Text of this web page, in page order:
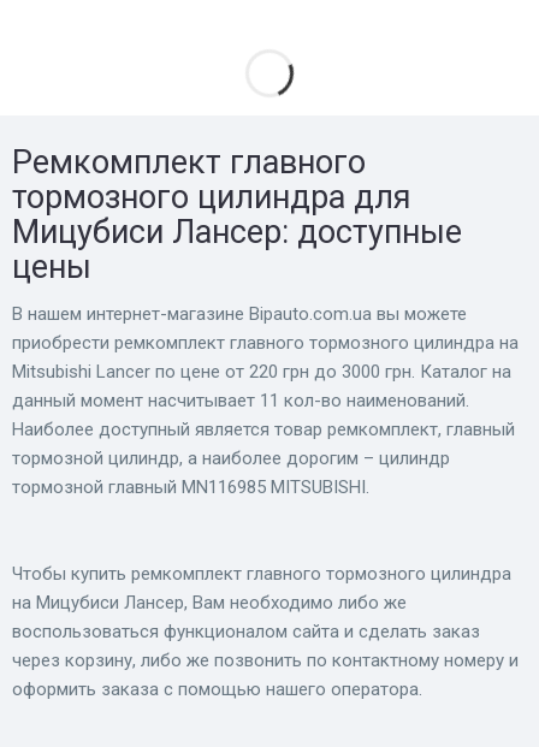
Ремкомплект главного
тормозного цилиндра для
Мицубиси Лансер: доступные
цены
В нашем интернет-магазине Bіpauto.com.ua вы можете
приобрести ремкомплект главного тормозного цилиндра на
Mitsubishi Lancer по цене от 220 грн до 3000 грн. Каталог на
данный момент насчитывает 11 кол-во наименований.
Наиболее доступный является товар ремкомплект, главный
тормозной цилиндр, а наиболее дорогим – цилиндр
тормозной главный MN116985 MITSUBISHI.
Чтобы купить ремкомплект главного тормозного цилиндра
на Мицубиси Лансер, Вам необходимо либо же
воспользоваться функционалом сайта и сделать заказ
через корзину, либо же позвонить по контактному номеру и
оформить заказа с помощью нашего оператора.